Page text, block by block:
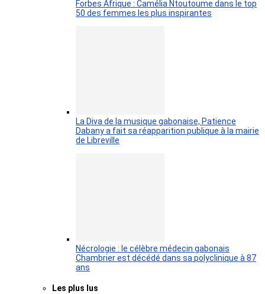
Forbes Afrique : Camélia Ntoutoume dans le top
50 des femmes les plus inspirantes
La Diva de la musique gabonaise, Patience
Dabany a fait sa réapparition publique à la mairie
de Libreville
Nécrologie : le célèbre médecin gabonais
Chambrier est décédé dans sa polyclinique à 87
ans
Les plus lus